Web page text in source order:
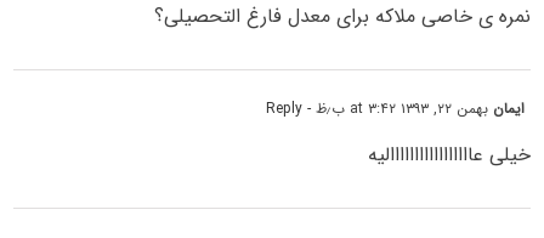
نمره ی خاصی ملاکه برای معدل فارغ التحصیلی؟
ایمان بهمن ۲۲, ۱۳۹۳ at ۳:۴۲ ب٫ظ - Reply
خیلی عااااااااااااااااالیه